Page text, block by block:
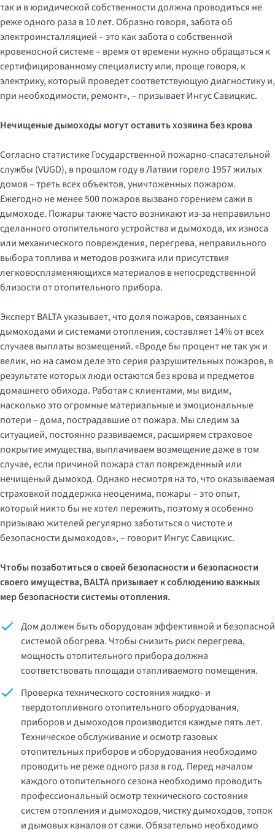
так и в юридической собственности должна проводиться не
реже одного раза в 10 лет. Образно говоря, забота об
электроинсталляцией – это как забота о собственной
кровеносной системе – время от времени нужно обращаться к
сертифицированному специалисту или, проще говоря, к
электрику, который проведет соответствующую диагностику и,
при необходимости, ремонт», – призывает Ингус Савицкис.
Нечищеные дымоходы могут оставить хозяина без крова
Согласно статистике Государственной пожарно-спасательной
службы (VUGD), в прошлом году в Латвии горело 1957 жилых
домов – треть всех объектов, уничтоженных пожаром.
Ежегодно не менее 500 пожаров вызвано горением сажи в
дымоходе. Пожары также часто возникают из-за неправильно
сделанного отопительного устройства и дымохода, их износа
или механического повреждения, перегрева, неправильного
выбора топлива и методов розжига или присутствия
легковоспламеняющихся материалов в непосредственной
близости от отопительного прибора.
Эксперт BALTA указывает, что доля пожаров, связанных с
дымоходами и системами отопления, составляет 14% от всех
случаев выплаты возмещений. «Вроде бы процент не так уж и
велик, но на самом деле это серия разрушительных пожаров, в
результате которых люди остаются без крова и предметов
домашнего обихода. Работая с клиентами, мы видим,
насколько это огромные материальные и эмоциональные
потери – дома, пострадавшие от пожара. Мы следим за
ситуацией, постоянно развиваемся, расширяем страховое
покрытие имущества, выплачиваем возмещение даже в том
случае, если причиной пожара стал поврежденный или
нечищеный дымоход. Однако несмотря на то, что оказываемая
страховкой поддержка неоценима, пожары – это опыт,
который никто бы не хотел пережить, поэтому я особенно
призываю жителей регулярно заботиться о чистоте и
безопасности дымоходов», – говорит Ингус Савицкис.
Чтобы позаботиться о своей безопасности и безопасности
своего имущества, BALTA призывает к соблюдению важных
мер безопасности системы отопления.
Дом должен быть оборудован эффективной и безопасной
системой обогрева. Чтобы снизить риск перегрева,
мощность отопительного прибора должна
соответствовать площади отапливаемого помещения.
Проверка технического состояния жидко- и
твердотопливного отопительного оборудования,
приборов и дымоходов производится каждые пять лет.
Техническое обслуживание и осмотр газовых
отопительных приборов и оборудования необходимо
проводить не реже одного раза в год. Перед началом
каждого отопительного сезона необходимо проводить
профессиональный осмотр технического состояния
систем отопления и дымоходов, чистку дымоходов, топок
и дымовых каналов от сажи. Обязательно необходимо